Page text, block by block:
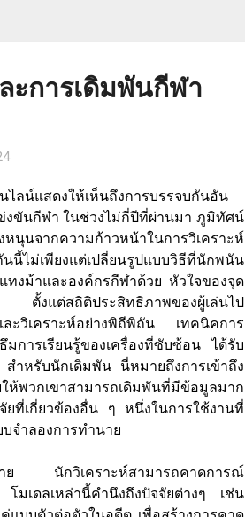
ะการเดิมพันกีฬา
ไลน์แสดงให้เห็นถึงการบรรจบกันอัน
งขันกีฬา ในช่วงไม่กี่ปีที่ผ่านมา ภูมิทัศน์
หนุนจากความก้าวหน้าในการวิเคราะห์
นี้ไม่เพียงแต่เปลี่ยนรูปแบบวิธีที่นักพนัน
ทงม้าและองค์กรกีฬาด้วย หัวใจของจุด
ตั้งแต่สถิติประสิทธิภาพของผู้เล่นไป
ะวิเคราะห์อย่างพิถีพิถัน เทคนิคการ
การเรียนรู้ของเครื่องที่ซับซ้อน ได้รับ
ำหรับนักเดิมพัน นี่หมายถึงการเข้าถึง
ห้พวกเขาสามารถเดิมพันที่มีข้อมูลมาก
ที่เกี่ยวข้องอื่น ๆ หนึ่งในการใช้งานที่
จำลองการทำนาย
นาย นักวิเคราะห์สามารถคาดการณ์
มเดลเหล่านี้คำนึงถึงปัจจัยต่างๆ เช่น